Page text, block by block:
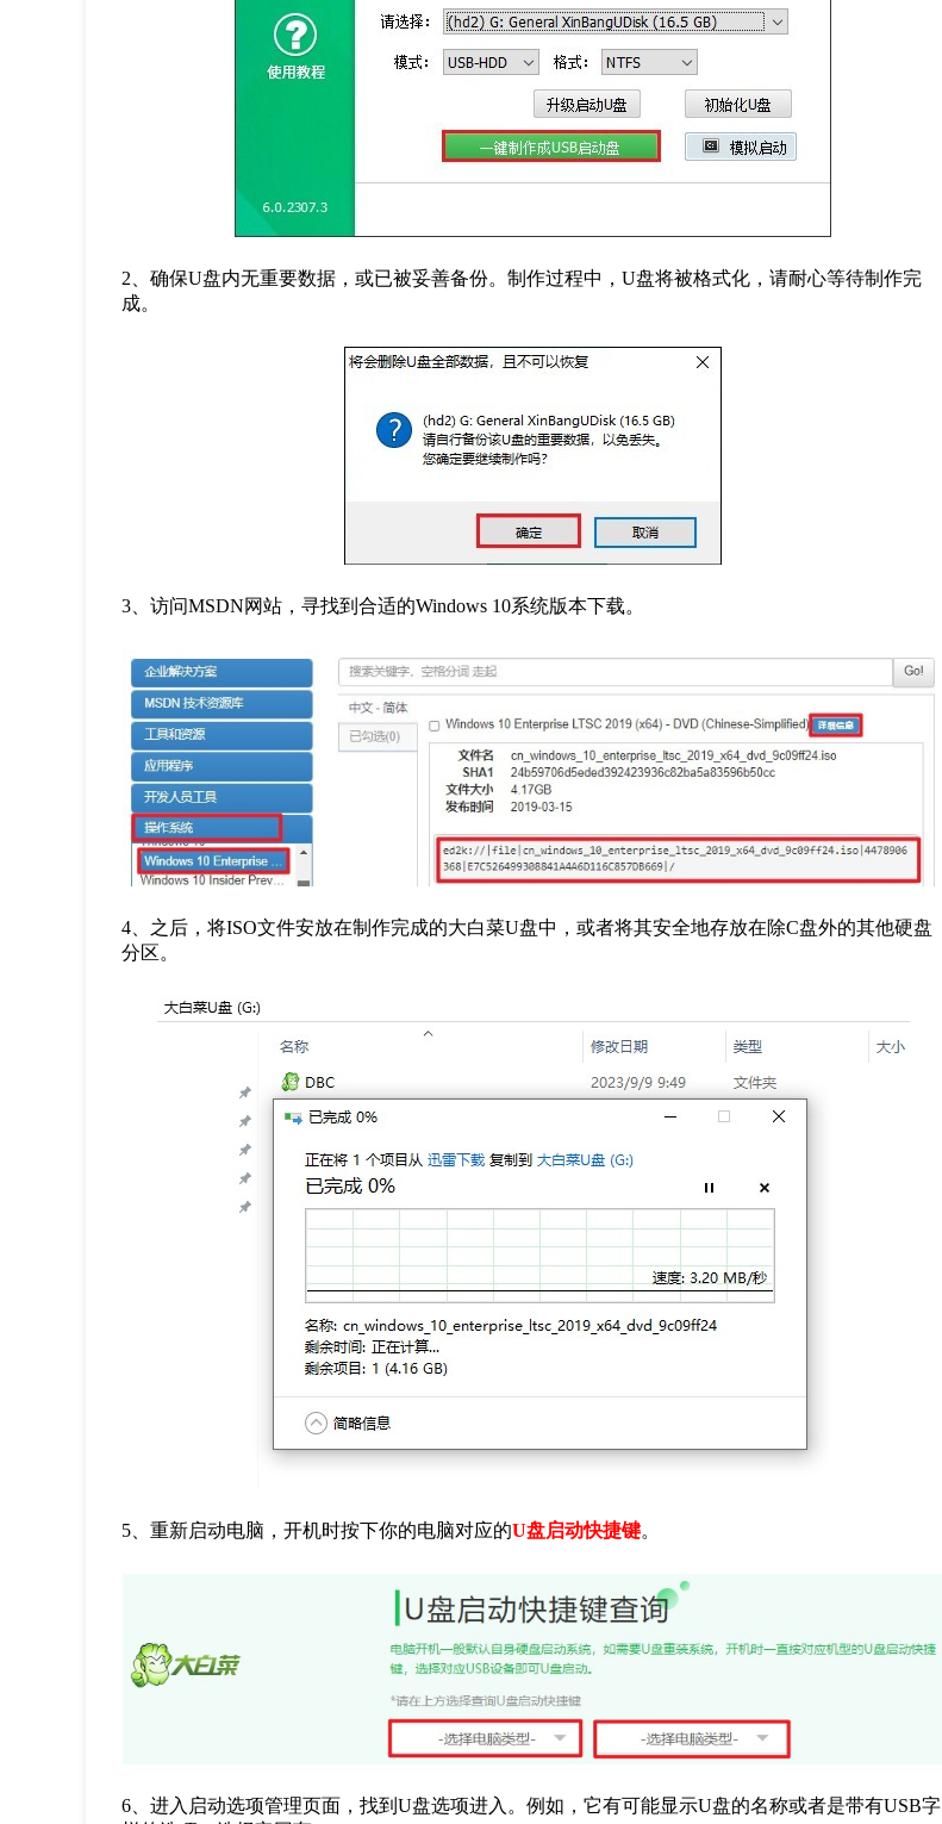
2 、确保U盘内无重要数据，或已被妥善备份。制作过程中，U盘将被格式化，请耐心等待制作完
成。
3 、访问MSDN网站，寻找到合适的Windows 10系统版本下载。
4 、之后，将ISO文件安放在制作完成的大白菜U盘中，或者将其安全地存放在除C盘外的其他硬盘
分区。
5 、重新启动电脑，开机时按下你的电脑对应的U盘启动快捷键。
6 、进入启动选项管理页面，找到U盘选项进入。例如，它有可能显示U盘的名称或者是带有USB字